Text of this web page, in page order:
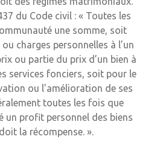
du Code civil : « Toutes les
une somme, soit
charges personnelles à l’un
ou partie du prix d’un bien à
services fonciers, soit pour le
ou l’amélioration de ses
toutes les fois que
un profit personnel des biens
la récompense. ».